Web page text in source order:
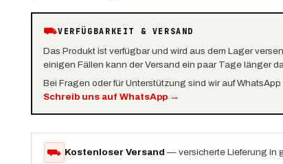
⛟VERFÜGBARKEIT & VERSAND
Das Produkt ist verfügbar und wird aus dem Lager
einigen Fällen kann der Versand ein paar Tage länger
Bei Fragen oder für Unterstützung sind wir auf WhatsApp
Schreib uns auf WhatsApp →
⛟ Kostenloser Versand — versicherte Lieferung in